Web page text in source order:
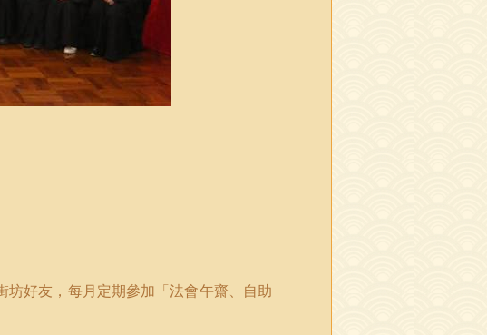
好友，每月定期參加「法會午齋、自助